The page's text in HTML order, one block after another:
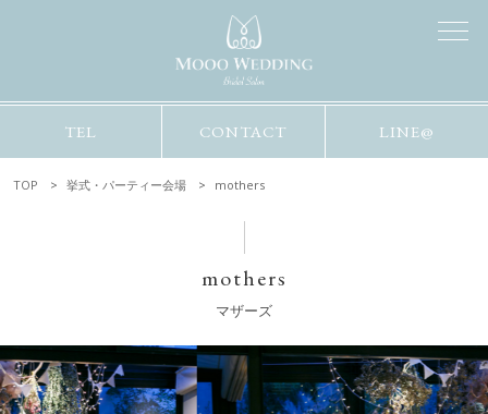
TEL CONTACT LINE@
TOP 挙式・パーティー会場 mothers
mothers
マザーズ